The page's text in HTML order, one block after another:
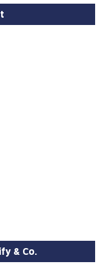
& Co.